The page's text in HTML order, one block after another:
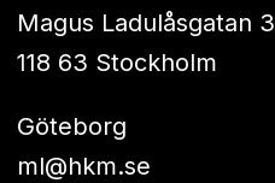
Magus Ladulåsgatan 3
118 63 Stockholm
Göteborg
ml@hkm.se